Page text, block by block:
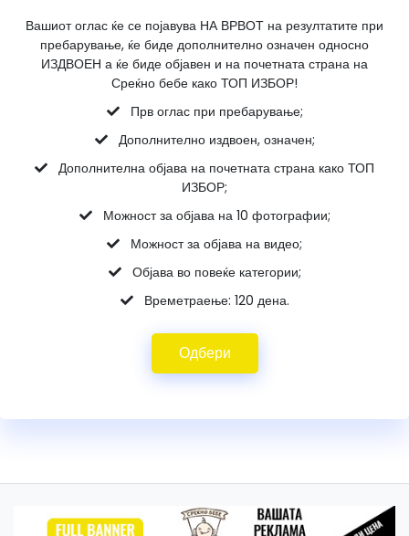
Вашиот оглас ќе се појавува НА ВРВОТ на резултатите при
пребарување, ќе биде дополнително означен односно
ИЗДВОЕН а ќе биде објавен и на почетната страна на
Среќно бебе како ТОП ИЗБОР!
Прв оглас при пребарување;
Дополнително издвоен, означен;
Дополнителна објава на почетната страна како ТОП
ИЗБОР;
Можност за објава на 10 фотографии;
Можност за објава на видео;
Објава во повеќе категории;
Времетраење: 120 дена.
Одбери